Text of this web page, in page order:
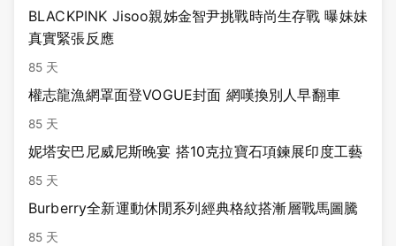
BLACKPINK Jisoo親姊金智尹挑戰時尚生存戰 曝妹妹
真實緊張反應
85 天
權志龍漁網罩面登VOGUE封面 網嘆換別人早翻車
85 天
妮塔安巴尼威尼斯晚宴 搭10克拉寶石項鍊展印度工藝
85 天
Burberry全新運動休閒系列經典格紋搭漸層戰馬圖騰
85 天